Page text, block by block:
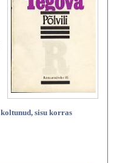
sisu korras